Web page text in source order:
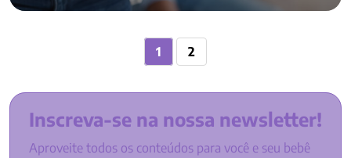
posts
1 2
Inscreva-se na nossa newsletter!
Aproveite todos os conteúdos para você e seu bebê